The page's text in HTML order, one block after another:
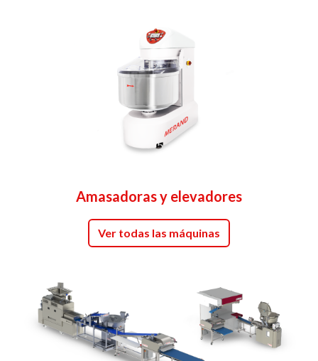
Amasadoras y elevadores
Ver todas las máquinas